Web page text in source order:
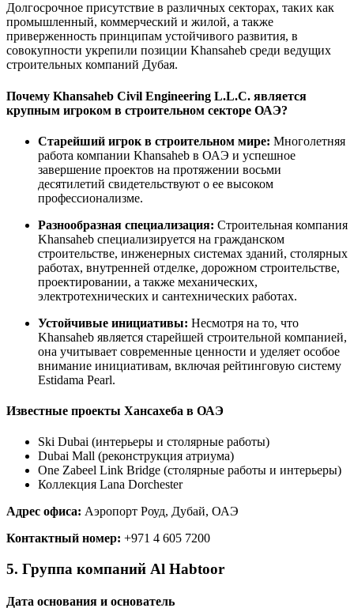
Долгосрочное присутствие в различных секторах, таких как
промышленный, коммерческий и жилой, а также
приверженность принципам устойчивого развития, в
совокупности укрепили позиции Khansaheb среди ведущих
строительных компаний Дубая.
Почему Khansaheb Civil Engineering L.L.C. является
крупным игроком в строительном секторе ОАЭ?
Старейший игрок в строительном мире: Многолетняя
работа компании Khansaheb в ОАЭ и успешное
завершение проектов на протяжении восьми
десятилетий свидетельствуют о ее высоком
профессионализме.
Разнообразная специализация: Строительная компания
Khansaheb специализируется на гражданском
строительстве, инженерных системах зданий, столярных
работах, внутренней отделке, дорожном строительстве,
проектировании, а также механических,
электротехнических и сантехнических работах.
Устойчивые инициативы: Несмотря на то, что
Khansaheb является старейшей строительной компанией,
она учитывает современные ценности и уделяет особое
внимание инициативам, включая рейтинговую систему
Estidama Pearl.
Известные проекты Хансахеба в ОАЭ
Ski Dubai (интерьеры и столярные работы)
Dubai Mall (реконструкция атриума)
One Zabeel Link Bridge (столярные работы и интерьеры)
Коллекция Lana Dorchester
Адрес офиса: Аэропорт Роуд, Дубай, ОАЭ
Контактный номер: +971 4 605 7200
5. Группа компаний Al Habtoor
Дата основания и основатель